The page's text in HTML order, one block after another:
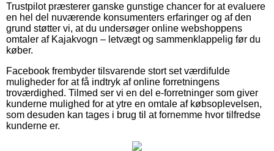
Trustpilot præsterer ganske gunstige chancer for at evaluere
en hel del nuværende konsumenters erfaringer og af den
grund støtter vi, at du undersøger online webshoppens
omtaler af Kajakvogn – letvægt og sammenklappelig før du
køber.
Facebook frembyder tilsvarende stort set værdifulde
muligheder for at få indtryk af online forretningens
troværdighed. Tilmed ser vi en del e-forretninger som giver
kunderne mulighed for at ytre en omtale af købsoplevelsen,
som desuden kan tages i brug til at fornemme hvor tilfredse
kunderne er.